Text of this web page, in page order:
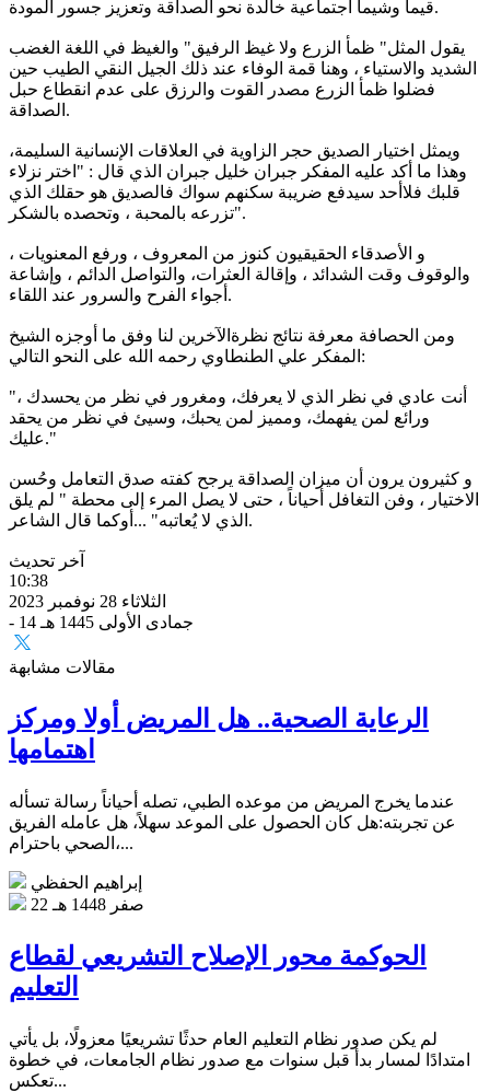
قيماً وشيماً اجتماعية خالدة نحو الصداقة وتعزيز جسور المودة.
يقول المثل" ظمأ الزرع ولا غيظ الرفيق" والغيظ في اللغة الغضب
الشديد والاستياء ، وهنا قمة الوفاء عند ذلك الجيل النقي الطيب حين
فضلوا ظمأ الزرع مصدر القوت والرزق على عدم انقطاع حبل
الصداقة.
ويمثل اختيار الصديق حجر الزاوية في العلاقات الإنسانية السليمة،
وهذا ما أكد عليه المفكر جبران خليل جبران الذي قال : "اختر نزلاء
قلبك فلاأحد سيدفع ضريبة سكنهم سواك فالصديق هو حقلك الذي
تزرعه بالمحبة ، وتحصده بالشكر".
و الأصدقاء الحقيقيون كنوز من المعروف ، ورفع المعنويات ،
والوقوف وقت الشدائد ، وإقالة العثرات، والتواصل الدائم ، وإشاعة
أجواء الفرح والسرور عند اللقاء.
ومن الحصافة معرفة نتائج نظرةالآخرين لنا وفق ما أوجزه الشيخ
المفكر علي الطنطاوي رحمه الله على النحو التالي:
"أنت عادي في نظر الذي لا يعرفك، ومغرور في نظر من يحسدك ،
ورائع لمن يفهمك، ومميز لمن يحبك، وسيئ في نظر من يحقد
عليك."
و كثيرون يرون أن ميزان الصداقة يرجح كفته صدق التعامل وحُسن
الاختيار ، وفن التغافل أحياناً ، حتى لا يصل المرء إلى محطة " لم يلق
الذي لا يُعاتبه" ...أوكما قال الشاعر.
آخر تحديث
10:38
الثلاثاء 28 نوفمبر 2023
- 14 جمادى الأولى 1445 هـ
مقالات مشابهة
الرعاية الصحية.. هل المريض أولا ومركز
اهتمامها
عندما يخرج المريض من موعده الطبي، تصله أحياناً رسالة تسأله
عن تجربته:هل كان الحصول على الموعد سهلاً، هل عامله الفريق
الصحي باحترام،...
إبراهيم الحفظي
22 صفر 1448 هـ
الحوكمة محور الإصلاح التشريعي لقطاع
التعليم
لم يكن صدور نظام التعليم العام حدثًا تشريعيًا معزولًا، بل يأتي
امتدادًا لمسار بدأ قبل سنوات مع صدور نظام الجامعات، في خطوة
تعكس...